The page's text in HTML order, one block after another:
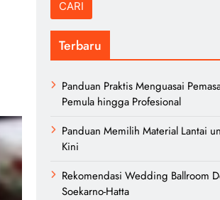
Terbaru
Panduan Praktis Menguasai
Pemula hingga Profesional
Panduan Memilih Material Lantai
Kini
Rekomendasi Wedding Ballroom
Soekarno-Hatta